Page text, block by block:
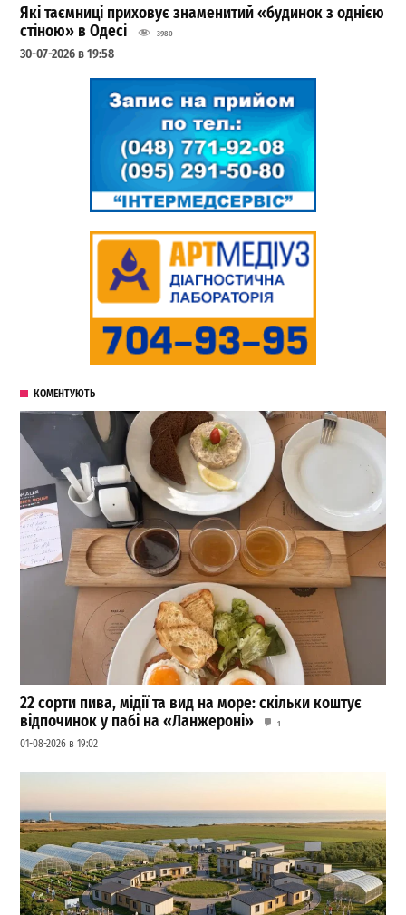
Які таємниці приховує знаменитий «будинок з однією
стіною» в Одесі
3980
30-07-2026 в 19:58
КОМЕНТУЮТЬ
22 сорти пива, мідії та вид на море: скільки коштує
відпочинок у пабі на «Ланжероні»
1
01-08-2026 в 19:02